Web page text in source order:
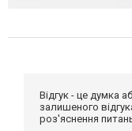
Відгук - це думка
залишеного
роз'яснення